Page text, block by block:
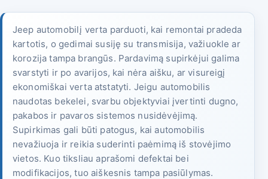
Jeep automobilį verta parduoti, kai remontai pradeda
kartotis, o gedimai susiję su transmisija, važiuokle ar
korozija tampa brangūs. Pardavimą supirkėjui galima
svarstyti ir po avarijos, kai nėra aišku, ar visureigį
ekonomiškai verta atstatyti. Jeigu automobilis
naudotas bekelei, svarbu objektyviai įvertinti dugno,
pakabos ir pavaros sistemos nusidėvėjimą.
Supirkimas gali būti patogus, kai automobilis
nevažiuoja ir reikia suderinti paėmimą iš stovėjimo
vietos. Kuo tiksliau aprašomi defektai bei
modifikacijos, tuo aiškesnis tampa pasiūlymas.